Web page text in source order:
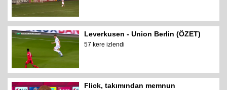
Leverkusen - Union Berlin (ÖZET)
57 kere izlendi
Flick, takımından memnun